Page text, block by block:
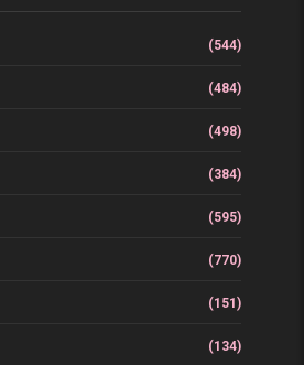
(544)
(484)
(498)
(384)
(595)
(770)
(151)
(134)